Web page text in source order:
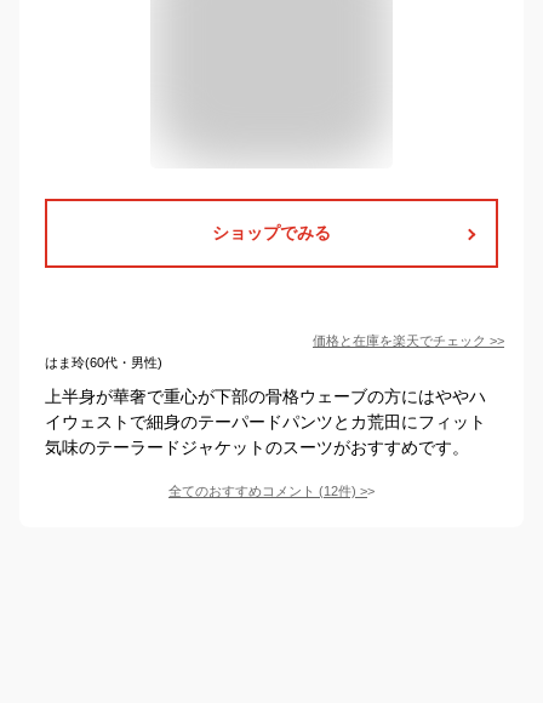
ショップでみる
価格と在庫を楽天でチェック >>
はま玲(60代・男性)
上半身が華奢で重心が下部の骨格ウェーブの方にはややハ
イウェストで細身のテーパードパンツとカ荒田にフィット
気味のテーラードジャケットのスーツがおすすめです。
全てのおすすめコメント (12件) >